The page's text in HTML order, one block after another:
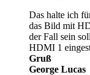
Das halte ich
das Bild mit
der Fall sein
HDMI 1
Gruß
George Lucas